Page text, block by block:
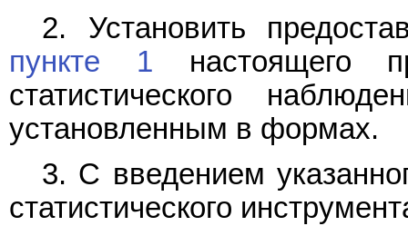
2. Установить
пункте 1 настоящего
статистического
установленным в формах.
3. С введением
статистического